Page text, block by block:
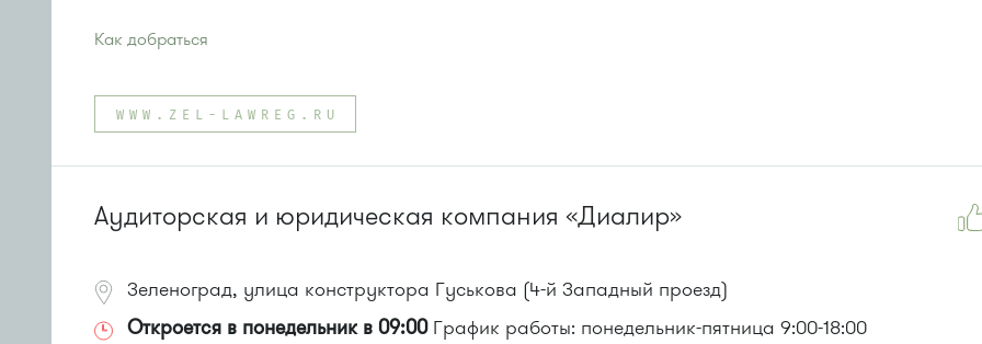
Как добраться
Автобусы №№ 14, 16, 16к, 17, 20, 22, 400т, 5, 28, 18, 319, 357, 366, 374, 495, 497
Маршрутки 416м, 417м, 460м, 164, 495
Автобусы № 15, 19, 28.
WWW.ZEL-LAWREG.RU
Аудиторская и юридическая компания «Диалир»
Зеленоград, улица конструктора Гуськова (4-й Западный проезд)
Откроется в понедельник в 09:00График работы: понедельник-пятница 9:00-18:00